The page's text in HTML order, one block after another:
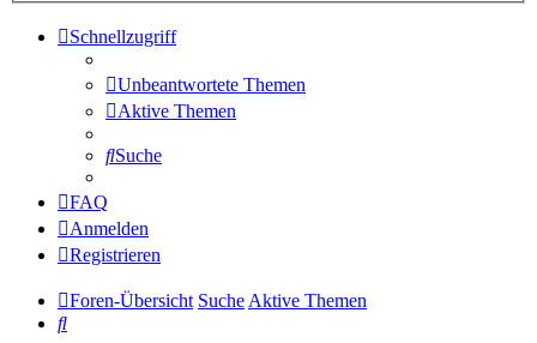
Schnellzugriff
Unbeantwortete Themen
Aktive Themen
Suche
FAQ
Anmelden
Registrieren
Foren-Übersicht SucheAktive Themen
Suche